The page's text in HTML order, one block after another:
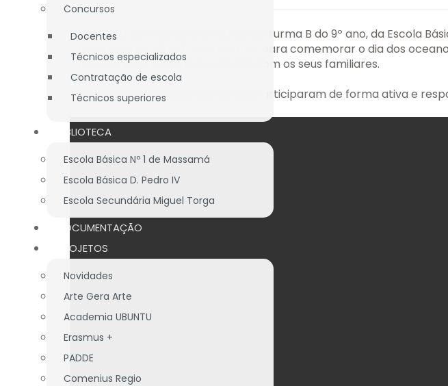
Concursos
Docentes
Técnicos especializados
Contratação de escola
Técnicos superiores
BIBLIOTECA
Escola Básica Nº 1 de Massamá
Escola Básica D. Pedro IV
Escola Secundária Miguel Torga
DOCUMENTAÇÃO
PROJETOS
Novidades
Arte Gera Arte
Academia UBUNTU
Erasmus +
PADDE
Comenius Regio
No dia 20 de fevereiro, os alunos da turma B do 9º ano, da Escola
Programa da ABAAE, sobre o mar para comemorar o dia dos
bilhetes para irem ao Oceanário com os seus familiares.
Parabéns aos nossos alunos que participaram de forma ativa e